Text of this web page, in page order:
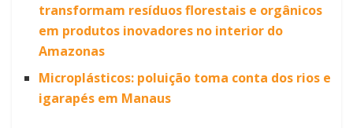
transformam resíduos florestais e orgânicos
em produtos inovadores no interior do
Amazonas
Microplásticos: poluição toma conta dos rios e
igarapés em Manaus